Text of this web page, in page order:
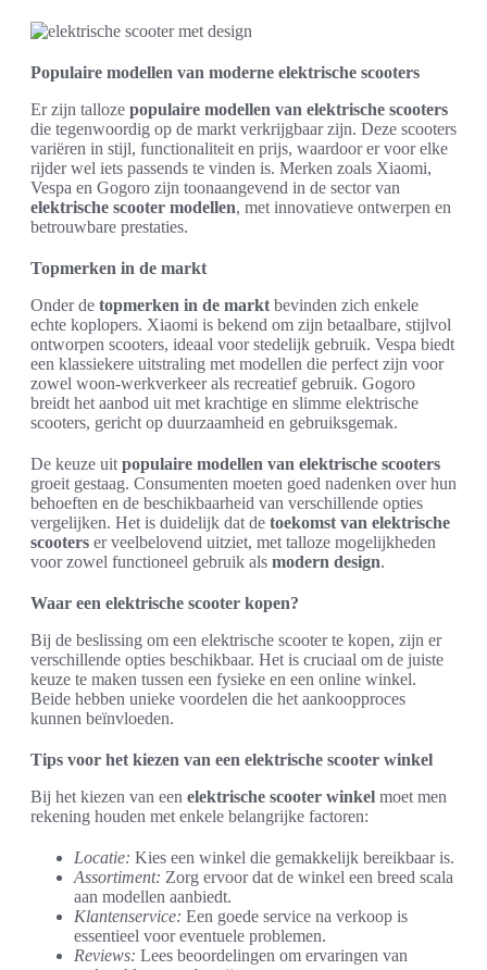
Populaire modellen van moderne elektrische scooters
Er zijn talloze populaire modellen van elektrische scooters
die tegenwoordig op de markt verkrijgbaar zijn. Deze scooters
variëren in stijl, functionaliteit en prijs, waardoor er voor elke
rijder wel iets passends te vinden is. Merken zoals Xiaomi,
Vespa en Gogoro zijn toonaangevend in de sector van
elektrische scooter modellen, met innovatieve ontwerpen en
betrouwbare prestaties.
Topmerken in de markt
Onder de topmerken in de markt bevinden zich enkele
echte koplopers. Xiaomi is bekend om zijn betaalbare, stijlvol
ontworpen scooters, ideaal voor stedelijk gebruik. Vespa biedt
een klassiekere uitstraling met modellen die perfect zijn voor
zowel woon-werkverkeer als recreatief gebruik. Gogoro
breidt het aanbod uit met krachtige en slimme elektrische
scooters, gericht op duurzaamheid en gebruiksgemak.
De keuze uit populaire modellen van elektrische scooters
groeit gestaag. Consumenten moeten goed nadenken over hun
behoeften en de beschikbaarheid van verschillende opties
vergelijken. Het is duidelijk dat de toekomst van elektrische
scooters er veelbelovend uitziet, met talloze mogelijkheden
voor zowel functioneel gebruik als modern design.
Waar een elektrische scooter kopen?
Bij de beslissing om een elektrische scooter te kopen, zijn er
verschillende opties beschikbaar. Het is cruciaal om de juiste
keuze te maken tussen een fysieke en een online winkel.
Beide hebben unieke voordelen die het aankoopproces
kunnen beïnvloeden.
Tips voor het kiezen van een elektrische scooter winkel
Bij het kiezen van een elektrische scooter winkel moet men
rekening houden met enkele belangrijke factoren:
Locatie: Kies een winkel die gemakkelijk bereikbaar is.
Assortiment: Zorg ervoor dat de winkel een breed scala
aan modellen aanbiedt.
Klantenservice: Een goede service na verkoop is
essentieel voor eventuele problemen.
Reviews: Lees beoordelingen om ervaringen van